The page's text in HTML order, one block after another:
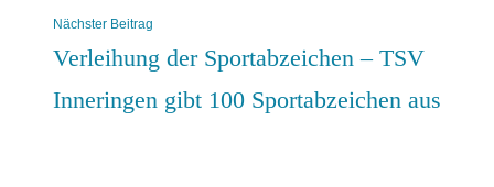
Beitragsnavigation
Nächster Beitrag
Beitrag:
Verleihung der Sportabzeichen – TSV
Inneringen gibt 100 Sportabzeichen aus